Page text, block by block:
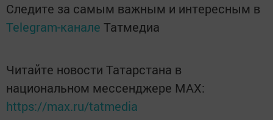
Следите за самым важным и интересным в
Telegram-канале Татмедиа
Читайте новости Татарстана в
национальном мессенджере MАХ:
https://max.ru/tatmedia